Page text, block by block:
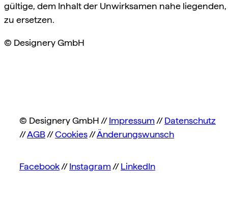
gültige, dem Inhalt der Unwirksamen nahe liegenden,
zu ersetzen.
© Designery GmbH
© Designery GmbH // Impressum // Datenschutz
//AGB //Cookies //Änderungswunsch
Facebook // Instagram // LinkedIn